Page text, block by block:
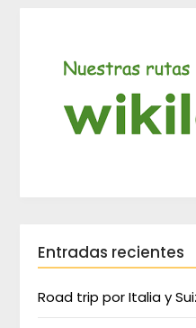
Entradas recientes
Road trip por Italia y